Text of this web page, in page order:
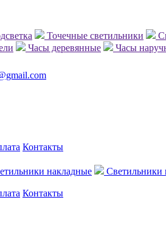
Точечные светильники
Часы деревянные Часы
Контакты
накладные Светильники
Контакты